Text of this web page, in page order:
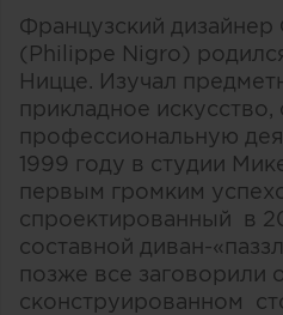
Французский
(Philippe Nigro)
Ницце. Изучал
прикладное
профессиональную
1999 году в студии
первым громким
спроектированный в
составной диван-
позже все заговорили
сконструированном